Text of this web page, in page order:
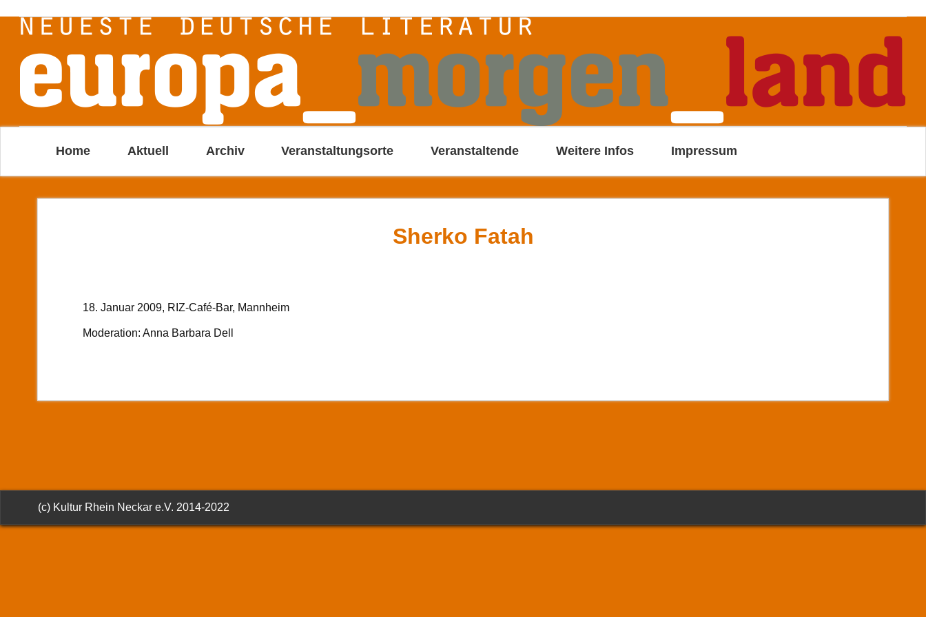
Home Aktuell Archiv Veranstaltungsorte Veranstaltende Weitere Infos Impressum
Sherko Fatah
18. Januar 2009, RIZ-Café-Bar, Mannheim
Moderation: Anna Barbara Dell
(c) Kultur Rhein Neckar e.V. 2014-2022